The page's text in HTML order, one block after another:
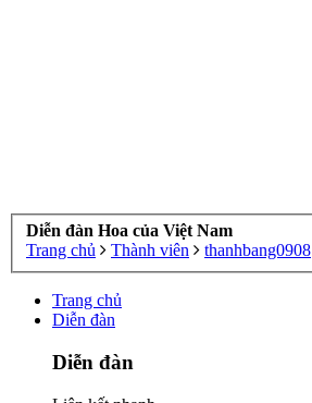
Diễn đàn Hoa của Việt Nam
Trang chủ
Thành viên thanhbang0908
Trang chủ
Diễn đàn
Diễn đàn